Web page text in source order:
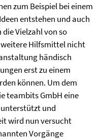
zum Beispiel bei einem
entstehen und auch
Vielzahl von so
Hilfsmittel nicht
händisch
erst zu einem
können. Um dem
teambits GmbH eine
unterstützt und
wird nun versucht
Vorgänge